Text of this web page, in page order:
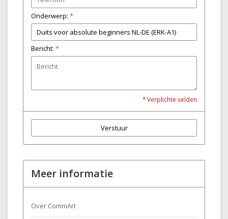
Onderwerp: *
Bericht: *
* Verplichte velden
Verstuur
Meer informatie
Over CommArt